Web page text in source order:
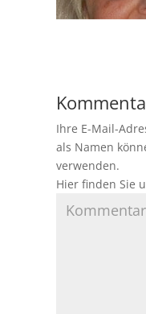
Ihre E-Mail-
als Namen
verwenden.
Hier finden Sie